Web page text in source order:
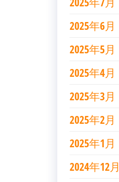
2025年6月
2025年5月
2025年4月
2025年3月
2025年2月
2025年1月
2024年12月